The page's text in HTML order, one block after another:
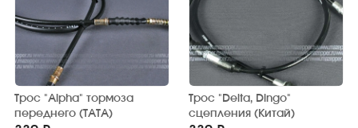
Трос "Alpha" тормоза
переднего (TATA)
Трос "Delta, Dingo"
сцепления (Китай)